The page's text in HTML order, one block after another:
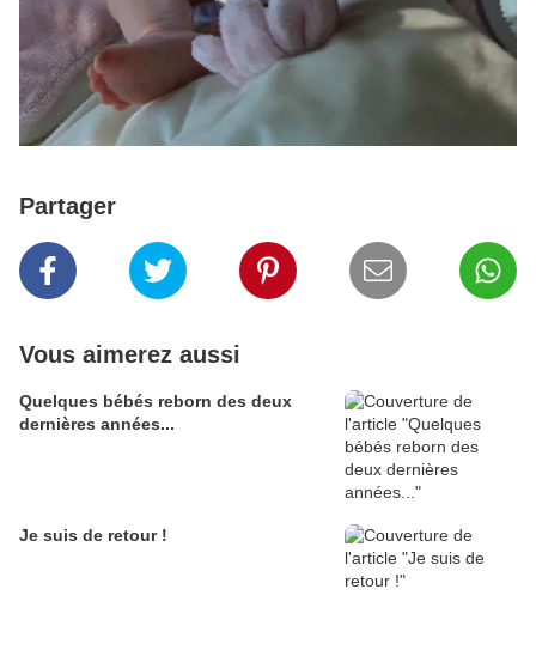
Partager
Vous aimerez aussi
Quelques bébés reborn des deux
dernières années...
Je suis de retour !